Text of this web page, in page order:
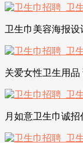
卫生巾美容海报设
关爱女性卫生用
月如意卫生巾诚招